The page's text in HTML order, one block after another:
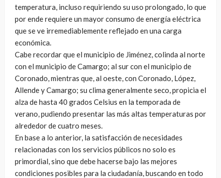
temperatura, incluso requiriendo su uso prolongado, lo que
por ende requiere un mayor consumo de energía eléctrica
que se ve irremediablemente reflejado en una carga
económica.
Cabe recordar que el municipio de Jiménez, colinda al norte
con el municipio de Camargo; al sur con el municipio de
Coronado, mientras que, al oeste, con Coronado, López,
Allende y Camargo; su clima generalmente seco, propicia el
alza de hasta 40 grados Celsius en la temporada de
verano, pudiendo presentar las más altas temperaturas por
alrededor de cuatro meses.
En base a lo anterior, la satisfacción de necesidades
relacionadas con los servicios públicos no solo es
primordial, sino que debe hacerse bajo las mejores
condiciones posibles para la ciudadanía, buscando en todo